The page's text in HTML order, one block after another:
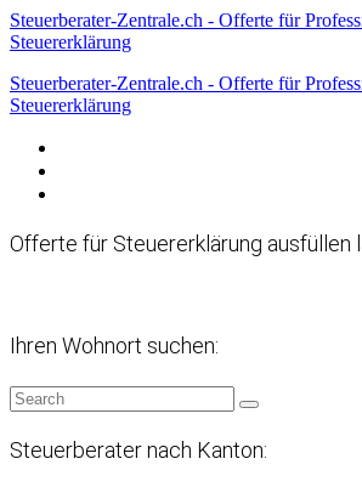
Steuerberater-Zentrale.ch - Offerte für
Steuererklärung
Steuerberater-Zentrale.ch - Offerte für
Steuererklärung
Offerte für Steuererklärung ausfüllen
Ihren Wohnort suchen:
Steuerberater nach Kanton: